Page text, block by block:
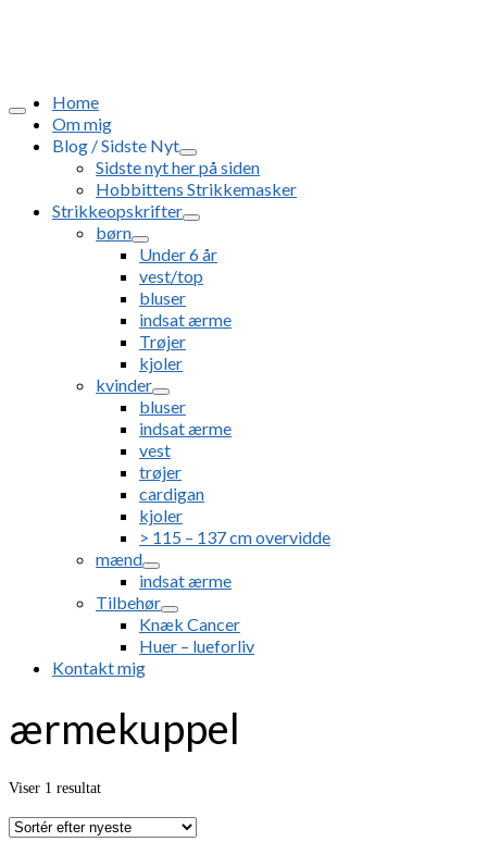
Home
Om mig
Blog / Sidste Nyt
Sidste nyt her på siden
Hobbittens Strikkemasker
Strikkeopskrifter
børn
Under 6 år
vest/top
bluser
indsat ærme
Trøjer
kjoler
kvinder
bluser
indsat ærme
vest
trøjer
cardigan
kjoler
> 115 – 137 cm overvidde
mænd
indsat ærme
Tilbehør
Knæk Cancer
Huer – lueforliv
Kontakt mig
ærmekuppel
Viser 1 resultat